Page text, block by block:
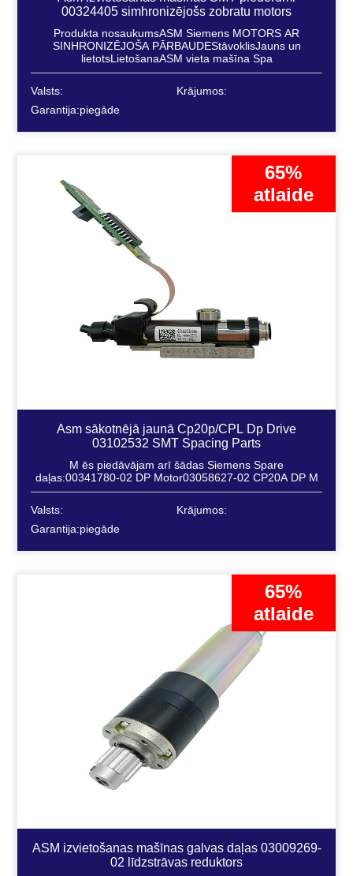
00324405 simhronizējošs zobratu motors
Produkta nosaukumsASM Siemens MOTORS AR
SINHRONIZĒJOŠA PĀRBAUDEStāvoklisJauns un
lietotsLietošanaASM vieta mašīna Spa
Valsts:
Krājumos:
Garantija:piegāde
65%
atlaide
Asm sākotnējā jaunā Cp20p/CPL Dp Drive
03102532 SMT Spacing Parts
M ēs piedāvājam arī šādas Siemens Spare
daļas:00341780-02 DP Motor03058627-02 CP20A DP M
Valsts:
Krājumos:
Garantija:piegāde
65%
atlaide
ASM izvietošanas mašīnas galvas daļas 03009269-
02 līdzstrāvas reduktors